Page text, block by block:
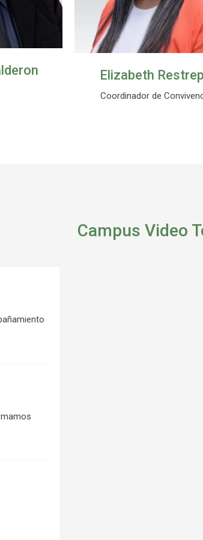
Anderson
Coordinador
Campus Video